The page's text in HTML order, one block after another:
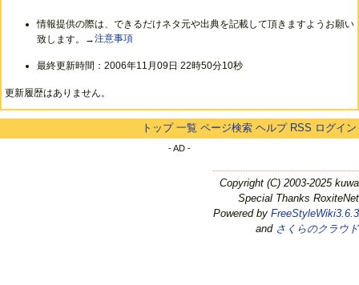
情報提供の際は、できるだけネタ元や出典を記載して頂きますようお願い
致します。→注意事項
最終更新時間：2006年11月09日 22時50分10秒
更新履歴はありません。
トップ 一覧 ページ検索 ヘルプ RSS ログイン
- AD -
Copyright (C) 2003-2025 kuwa
Special Thanks RoxiteNet
Powered by FreeStyleWiki3.6.3
and さくらのクラウド